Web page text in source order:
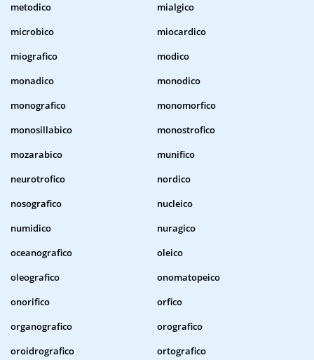
metodico
mialgico
microbico
miocardico
miografico
modico
monadico
monodico
monografico
monomorfico
monosillabico
monostrofico
mozarabico
munifico
neurotrofico
nordico
nosografico
nucleico
numidico
nuragico
oceanografico
oleico
oleografico
onomatopeico
onorifico
orfico
organografico
orografico
oroidrografico
ortografico